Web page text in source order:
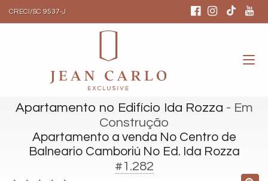
CRECI/SC 9537-J
Apartamento no Edifício Ida Rozza - Em
Construção
Apartamento a venda No Centro de
Balneario Camboriú No Ed. Ida Rozza
#1.282